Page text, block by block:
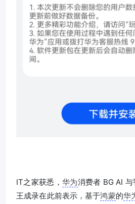
IT之家获悉， 华为消费者 BG AI
王成录在此前表示，基于鸿蒙的华